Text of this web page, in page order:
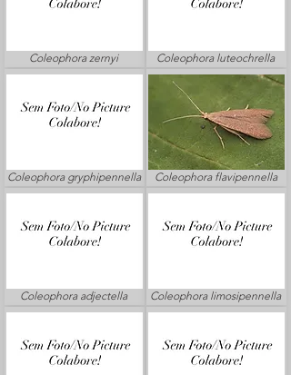
Coleophora zernyi
Coleophora gryphipennella
Coleophora adjectella
Coleophora luteochrella
Coleophora flavipennella
Coleophora limosipennella